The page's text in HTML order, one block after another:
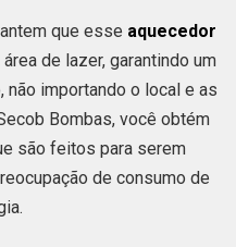
que esse aquecedor
de lazer, garantindo um
importando o local e as
Bombas, você obtém
são feitos para serem
de consumo de